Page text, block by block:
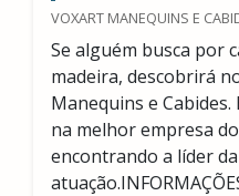
VOXART MANEQUINS E
Se alguém busca por
madeira, descobrirá
Manequins e
na melhor empresa
encontrando a líder